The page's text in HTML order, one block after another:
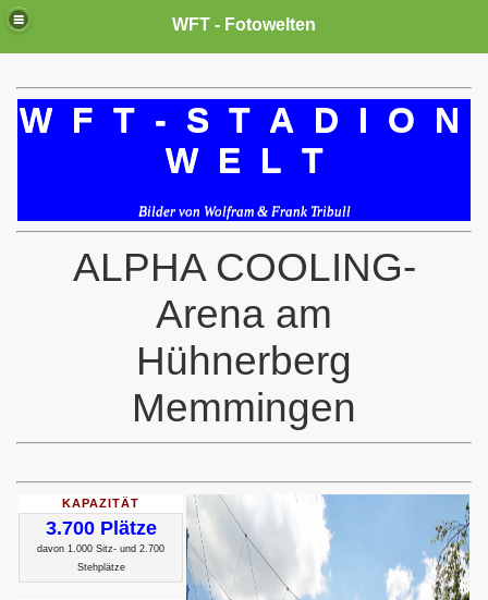
WFT - Fotowelten
W F T - S T A D I O N
W E L T
Bilder von Wolfram & Frank Tribull
ALPHA COOLING-
Arena am
Hühnerberg
Memmingen
KAPAZITÄT
3.700 Plätze
davon 1.000 Sitz- und 2.700
Stehplätze